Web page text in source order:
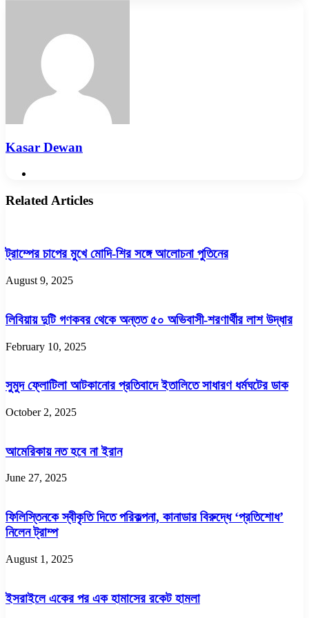
Kasar Dewan
Related Articles
ট্রাম্পের চাপের মুখে মোদি-শির সঙ্গে আলোচনা পুতিনের
August 9, 2025
লিবিয়ায় দুটি গণকবর থেকে অন্তত ৫০ অভিবাসী-শরণার্থীর লাশ উদ্ধার
February 10, 2025
সুমুদ ফ্লোটিলা আটকানোর প্রতিবাদে ইতালিতে সাধারণ ধর্মঘটের ডাক
October 2, 2025
আমেরিকায় নত হবে না ইরান
June 27, 2025
ফিলিস্তিনকে স্বীকৃতি দিতে পরিকল্পনা, কানাডার বিরুদ্ধে ‘প্রতিশোধ’
নিলেন ট্রাম্প
August 1, 2025
ইসরাইলে একের পর এক হামাসের রকেট হামলা